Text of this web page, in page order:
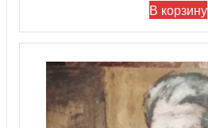
В корзину